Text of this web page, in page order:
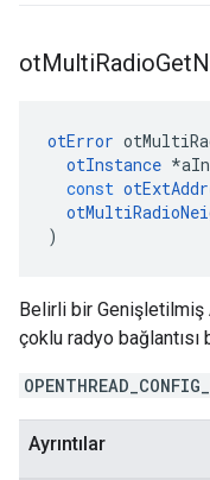
otMultiRadioGet
otError
otInstance *
const
)
Belirli bir
çoklu radyo bağlantısı
Ayrıntılar